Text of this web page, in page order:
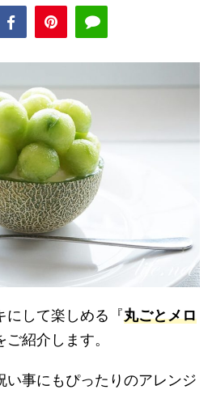
にして楽しめる『丸ごとメロ
ご紹介します。
い事にもぴったりのアレンジ